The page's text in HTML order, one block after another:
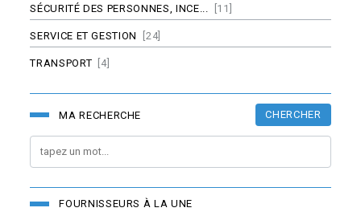
SÉCURITÉ DES PERSONNES, INCE... [11]
SERVICE ET GESTION [24]
TRANSPORT [4]
MA RECHERCHE CHERCHER
FOURNISSEURS À LA UNE